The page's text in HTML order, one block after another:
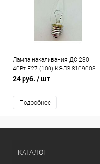
Лампа накаливания ДС 230-
40Вт E27 (100) КЭЛЗ 8109003
24 руб. / шт
Подробнее
КАТАЛОГ